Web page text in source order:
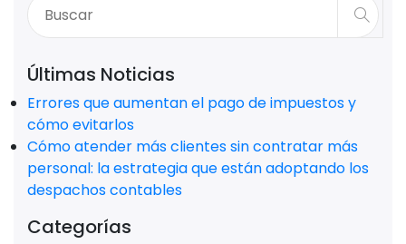
Últimas Noticias
Errores que aumentan el pago de impuestos y
cómo evitarlos
Cómo atender más clientes sin contratar más
personal: la estrategia que están adoptando los
despachos contables
Categorías